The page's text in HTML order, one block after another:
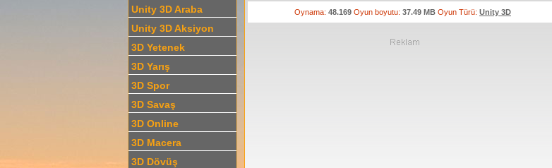
Unity 3D Araba
Unity 3D Aksiyon
3D Yetenek
3D Yarış
3D Spor
3D Savaş
3D Online
3D Macera
3D Dövüş
öyle bir sürmeliyizki, karşı yönden gelen arabaları
sayede zaman kazanıp yoldaki puan, enerji ve özel
Oynama: 48.169 Oyun boyutu: 37.49 MB Oyun Türü: Unity 3D